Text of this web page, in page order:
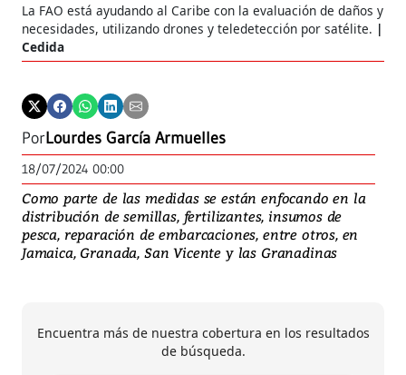
La FAO está ayudando al Caribe con la evaluación de daños y
necesidades, utilizando drones y teledetección por satélite.
Cedida
PorLourdes García Armuelles
18/07/2024 00:00
Como parte de las medidas se están enfocando en la
distribución de semillas, fertilizantes, insumos de
pesca, reparación de embarcaciones, entre otros, en
Jamaica, Granada, San Vicente y las Granadinas
Encuentra más de nuestra cobertura en los resultados
de búsqueda.